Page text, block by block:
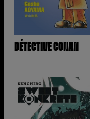
DÉTECTIVE CONAN